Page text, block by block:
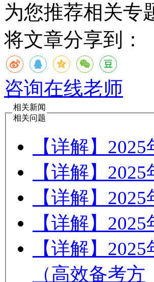
为您推荐相关专
将文章分享到：
咨询在线老师
相关新闻
相关问题
【详解】
【详解】
【详解】
【详解】
【详解】
（高效备考方